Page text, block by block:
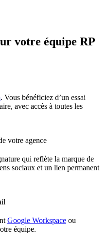
votre équipe RP
. Vous bénéficiez d’un essai
avec accès à toutes les
votre agence
qui reflète la marque de
sociaux et un lien permanent
Google Workspace ou
équipe.